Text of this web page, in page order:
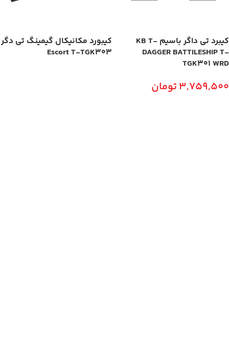
کیبرد تی داگر باسیم KB T-
DAGGER BATTILESHIP T-
TGK301 WRD
3,759,500تومان
کیبورد مکانیکال گیمینگ تی دگر
Escort T-TGK303